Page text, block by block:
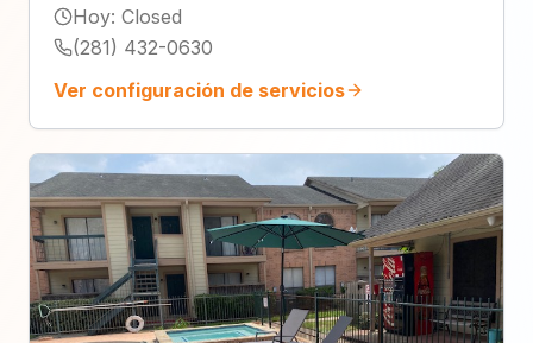
Hoy: Closed
(281) 432-0630
Ver configuración de servicios